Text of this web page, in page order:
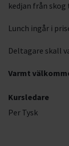
kedjan från
Lunch ingår i
Deltagare skall
Varmt
Kursledare
Per Tysk